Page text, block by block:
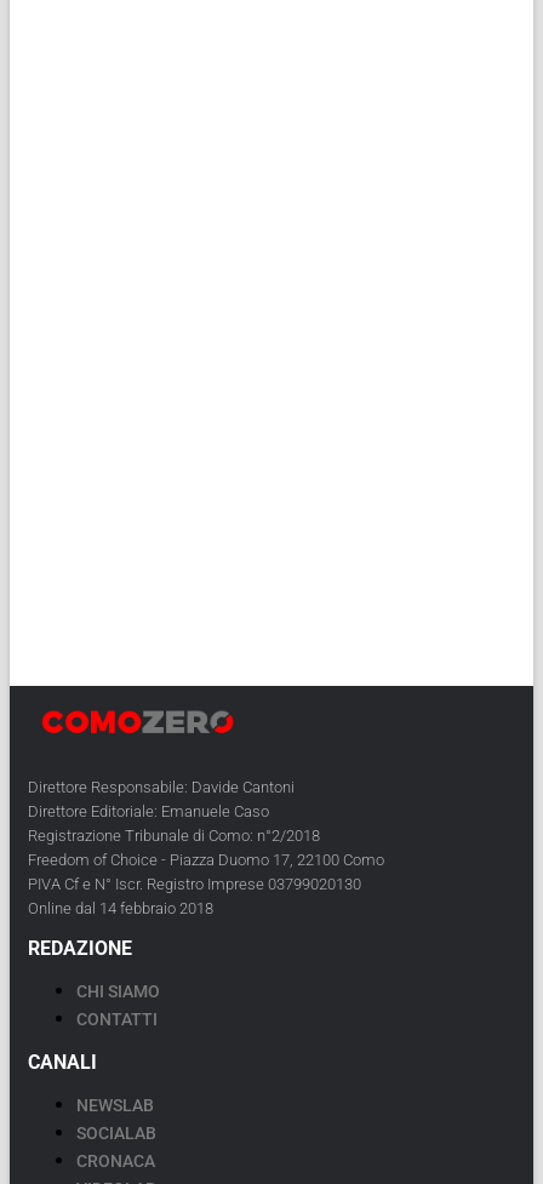
Direttore Responsabile: Davide Cantoni
Direttore Editoriale: Emanuele Caso
Registrazione Tribunale di Como: n°2/2018
Freedom of Choice - Piazza Duomo 17, 22100 Como
PIVA Cf e N° Iscr. Registro Imprese 03799020130
Online dal 14 febbraio 2018
REDAZIONE
CHI SIAMO
CONTATTI
CANALI
NEWSLAB
SOCIALAB
CRONACA